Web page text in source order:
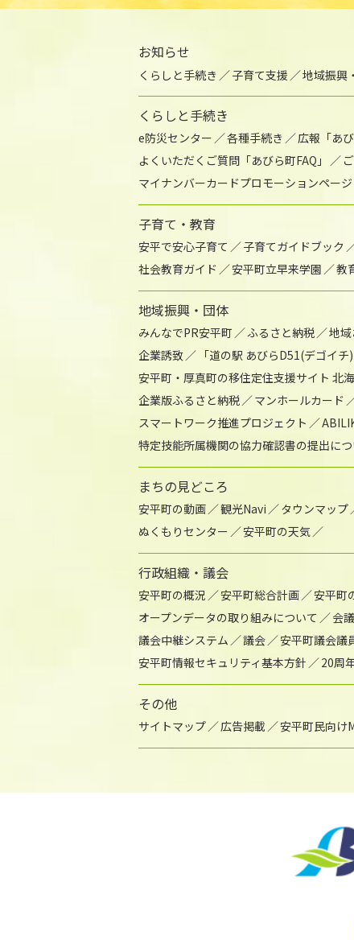
お知らせ
くらしと手続き 子育て支援 地域振興
くらしと手続き
e防災センター 各種手続き 広報「あ
よくいただくご質問「あびら町FAQ」
マイナンバーカードプロモーションページ
子育て・教育
安平で安心子育て 子育てガイドブック
社会教育ガイド
安平町立早来学園 教
地域振興・団体
みんなでPR安平町 ふるさと納税 地
企業誘致
「道の駅 あびらD51(デゴイ
安平町・厚真町の移住定住支援サイト 北
企業版ふるさと納税
マンホールカード
スマートワーク推進プロジェクト
特定技能所属機関の協力確認書の提出につ
まちの見どころ
安平町の動画 観光Navi タウンマップ
ぬくもりセンター
安平町の天気
行政組織・議会
安平町の概況 安平町総合計画 安平町
オープンデータの取り組みについて
会
議会中継システム
議会 安平町議会議
安平町情報セキュリティ基本方針
20周
その他
サイトマップ 広告掲載 安平町民向け